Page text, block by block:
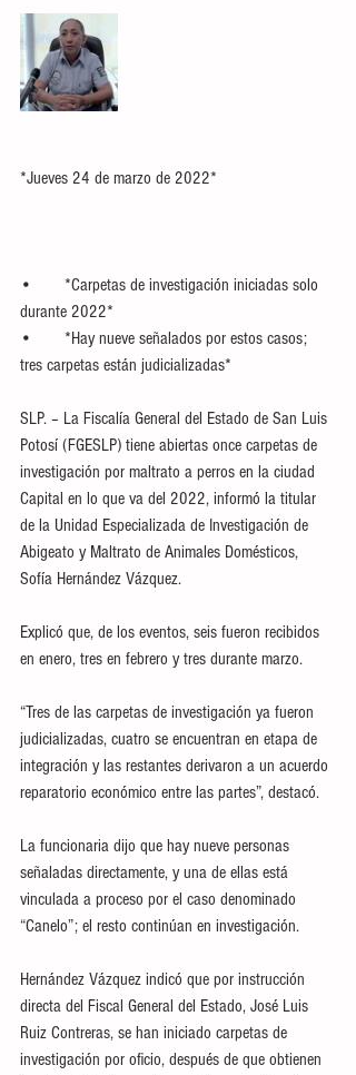
*Jueves 24 de marzo de 2022*
•	*Carpetas de investigación iniciadas solo
durante 2022*
•	*Hay nueve señalados por estos casos;
tres carpetas están judicializadas*
SLP. – La Fiscalía General del Estado de San Luis
Potosí (FGESLP) tiene abiertas once carpetas de
investigación por maltrato a perros en la ciudad
Capital en lo que va del 2022, informó la titular
de la Unidad Especializada de Investigación de
Abigeato y Maltrato de Animales Domésticos,
Sofía Hernández Vázquez.
Explicó que, de los eventos, seis fueron recibidos
en enero, tres en febrero y tres durante marzo.
“Tres de las carpetas de investigación ya fueron
judicializadas, cuatro se encuentran en etapa de
integración y las restantes derivaron a un acuerdo
reparatorio económico entre las partes”, destacó.
La funcionaria dijo que hay nueve personas
señaladas directamente, y una de ellas está
vinculada a proceso por el caso denominado
“Canelo”; el resto continúan en investigación.
Hernández Vázquez indicó que por instrucción
directa del Fiscal General del Estado, José Luis
Ruiz Contreras, se han iniciado carpetas de
investigación por oficio, después de que obtienen